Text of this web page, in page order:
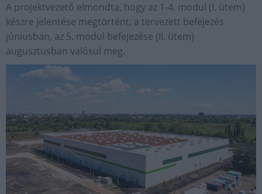
A projektvezető elmondta, hogy az 1-4. modul (I. ütem)
készre jelentése megtörtént, a tervezett befejezés
júniusban, az 5. modul befejezése (II. ütem)
augusztusban valósul meg.